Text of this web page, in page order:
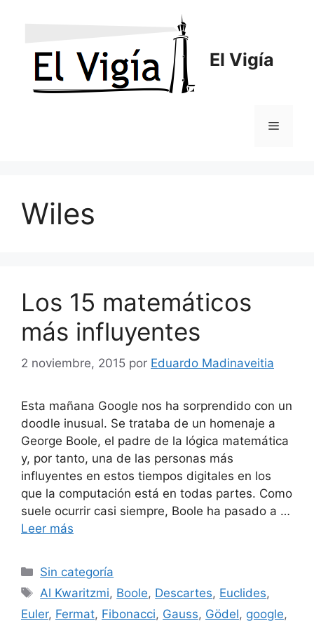
El Vigía
Menú
Wiles
Los 15 matemáticos
más influyentes
2 noviembre, 2015 por Eduardo Madinaveitia
Esta mañana Google nos ha sorprendido con un
doodle inusual. Se trataba de un homenaje a
George Boole, el padre de la lógica matemática
y, por tanto, una de las personas más
influyentes en estos tiempos digitales en los
que la computación está en todas partes. Como
suele ocurrir casi siempre, Boole ha pasado a …
Leer más
Categorías
Sin categoría
Etiquetas
Al Kwaritzmi, Boole, Descartes, Euclides,
Euler, Fermat, Fibonacci, Gauss, Gödel, google,